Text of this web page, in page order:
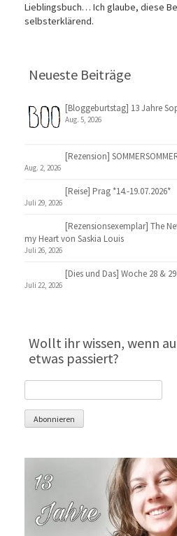
Lieblingsbuch… Ich glaube, diese
selbsterklärend.
Neueste Beiträge
[Bloggeburtstag] 13 Jahre
Aug. 5, 2026
[Rezension]
Aug. 2, 2026
[Reise] Prag *14.-19.07.2026*
Juli 29, 2026
[Rezensionsexemplar] The
my Heart von Saskia Louis
Juli 26, 2026
[Dies und Das] Woche 28 & 29
Juli 22, 2026
Wollt ihr wissen, wenn
etwas passiert?